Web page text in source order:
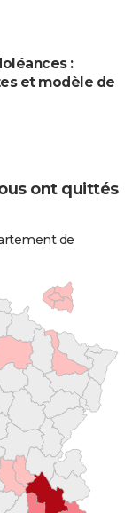
:
et modèle de
ont quittés
de